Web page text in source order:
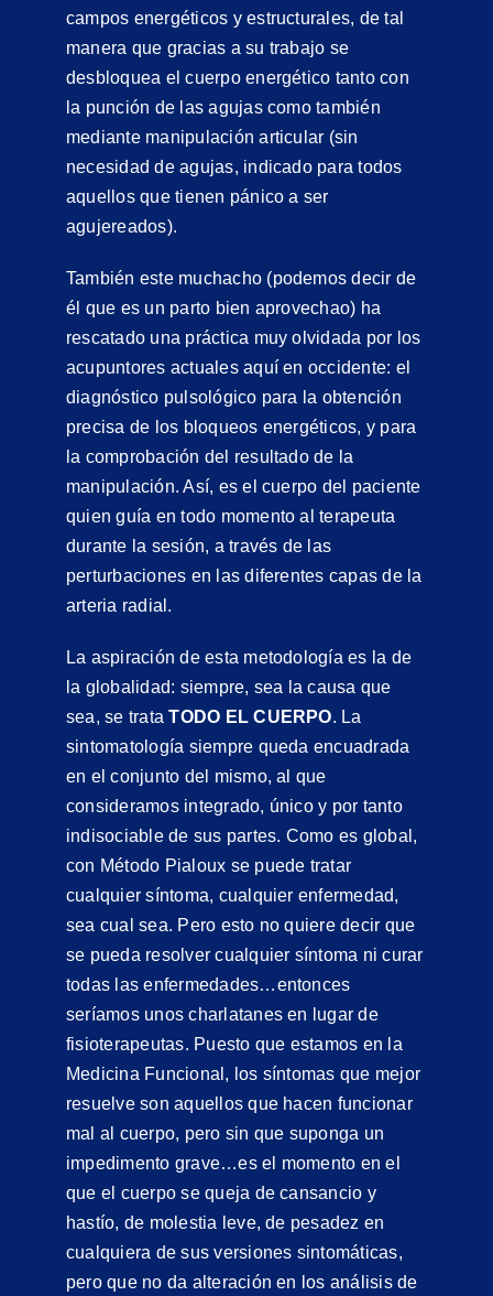
campos energéticos y estructurales, de tal
manera que gracias a su trabajo se
desbloquea el cuerpo energético tanto con
la punción de las agujas como también
mediante manipulación articular (sin
necesidad de agujas, indicado para todos
aquellos que tienen pánico a ser
agujereados).
También este muchacho (podemos decir de
él que es un parto bien aprovechao) ha
rescatado una práctica muy olvidada por los
acupuntores actuales aquí en occidente: el
diagnóstico pulsológico para la obtención
precisa de los bloqueos energéticos, y para
la comprobación del resultado de la
manipulación. Así, es el cuerpo del paciente
quien guía en todo momento al terapeuta
durante la sesión, a través de las
perturbaciones en las diferentes capas de la
arteria radial.
La aspiración de esta metodología es la de
la globalidad: siempre, sea la causa que
sea, se trataTODO EL CUERPO. La
sintomatología siempre queda encuadrada
en el conjunto del mismo, al que
consideramos integrado, único y por tanto
indisociable de sus partes. Como es global,
con Método Pialoux se puede tratar
cualquier síntoma, cualquier enfermedad,
sea cual sea. Pero esto no quiere decir que
se pueda resolver cualquier síntoma ni curar
todas las enfermedades…entonces
seríamos unos charlatanes en lugar de
fisioterapeutas. Puesto que estamos en la
Medicina Funcional, los síntomas que mejor
resuelve son aquellos que hacen funcionar
mal al cuerpo, pero sin que suponga un
impedimento grave…es el momento en el
que el cuerpo se queja de cansancio y
hastío, de molestia leve, de pesadez en
cualquiera de sus versiones sintomáticas,
pero que no da alteración en los análisis de